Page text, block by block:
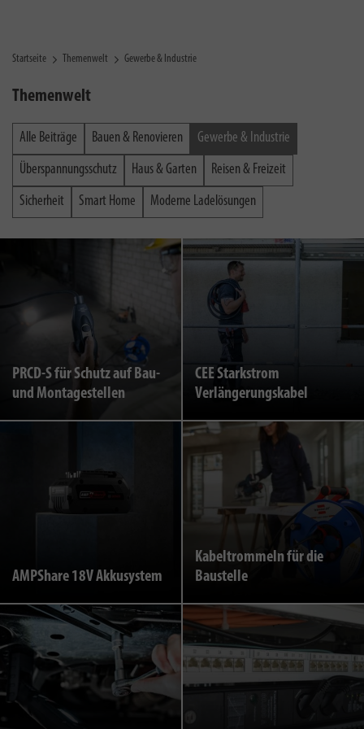
Startseite Themenwelt Gewerbe & Industrie
Themenwelt
Alle Beiträge Bauen & Renovieren Gewerbe & Industrie
Überspannungsschutz Haus & Garten Reisen & Freizeit
Sicherheit Smart Home Moderne Ladelösungen
PRCD-S für Schutz auf Bau-
und Montagestellen
CEE Starkstrom
Verlängerungskabel
AMPShare 18V Akkusystem
Kabeltrommeln für die
Baustelle